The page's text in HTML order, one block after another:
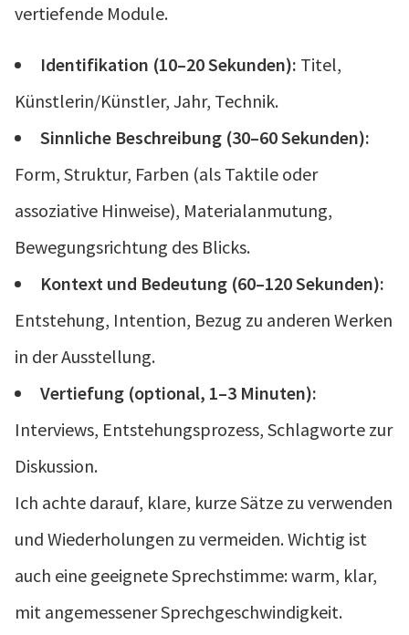
vertiefende Module.
Identifikation (10–20 Sekunden): Titel,
Künstlerin/Künstler, Jahr, Technik.
Sinnliche Beschreibung (30–60 Sekunden):
Form, Struktur, Farben (als Taktile oder
assoziative Hinweise), Materialanmutung,
Bewegungsrichtung des Blicks.
Kontext und Bedeutung (60–120 Sekunden):
Entstehung, Intention, Bezug zu anderen Werken
in der Ausstellung.
Vertiefung (optional, 1–3 Minuten):
Interviews, Entstehungsprozess, Schlagworte zur
Diskussion.
Ich achte darauf, klare, kurze Sätze zu verwenden
und Wiederholungen zu vermeiden. Wichtig ist
auch eine geeignete Sprechstimme: warm, klar,
mit angemessener Sprechgeschwindigkeit.